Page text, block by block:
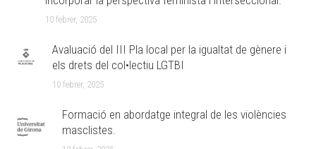
10 febrer, 2025
Avaluació del III Pla local per la igualtat de gènere i
els drets del col•lectiu LGTBI
10 febrer, 2025
Formació en abordatge integral de les violències
masclistes.